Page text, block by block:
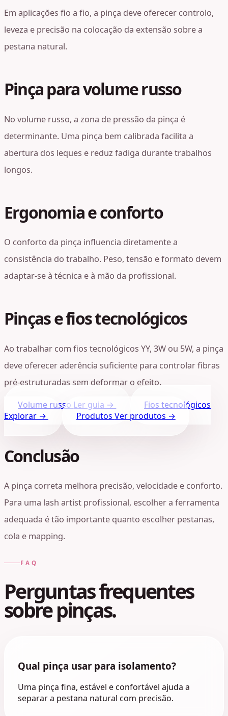
Em aplicações fio a fio, a pinça deve oferecer controlo,
leveza e precisão na colocação da extensão sobre a
pestana natural.
Pinça para volume russo
No volume russo, a zona de pressão da pinça é
determinante. Uma pinça bem calibrada facilita a
abertura dos leques e reduz fadiga durante trabalhos
longos.
Ergonomia e conforto
O conforto da pinça influencia diretamente a
consistência do trabalho. Peso, tensão e formato devem
adaptar-se à técnica e à mão da profissional.
Pinças e fios tecnológicos
Ao trabalhar com fios tecnológicos YY, 3W ou 5W, a pinça
deve oferecer aderência suficiente para controlar fibras
pré-estruturadas sem deformar o efeito.
Volume russo Ler guia →
Fios tecnológicos
Explorar →
Produtos Ver produtos →
Conclusão
A pinça correta melhora precisão, velocidade e conforto.
Para uma lash artist profissional, escolher a ferramenta
adequada é tão importante quanto escolher pestanas,
cola e mapping.
FAQ
Perguntas frequentes
sobre pinças.
Qual pinça usar para isolamento?
Uma pinça fina, estável e confortável ajuda a
separar a pestana natural com precisão.